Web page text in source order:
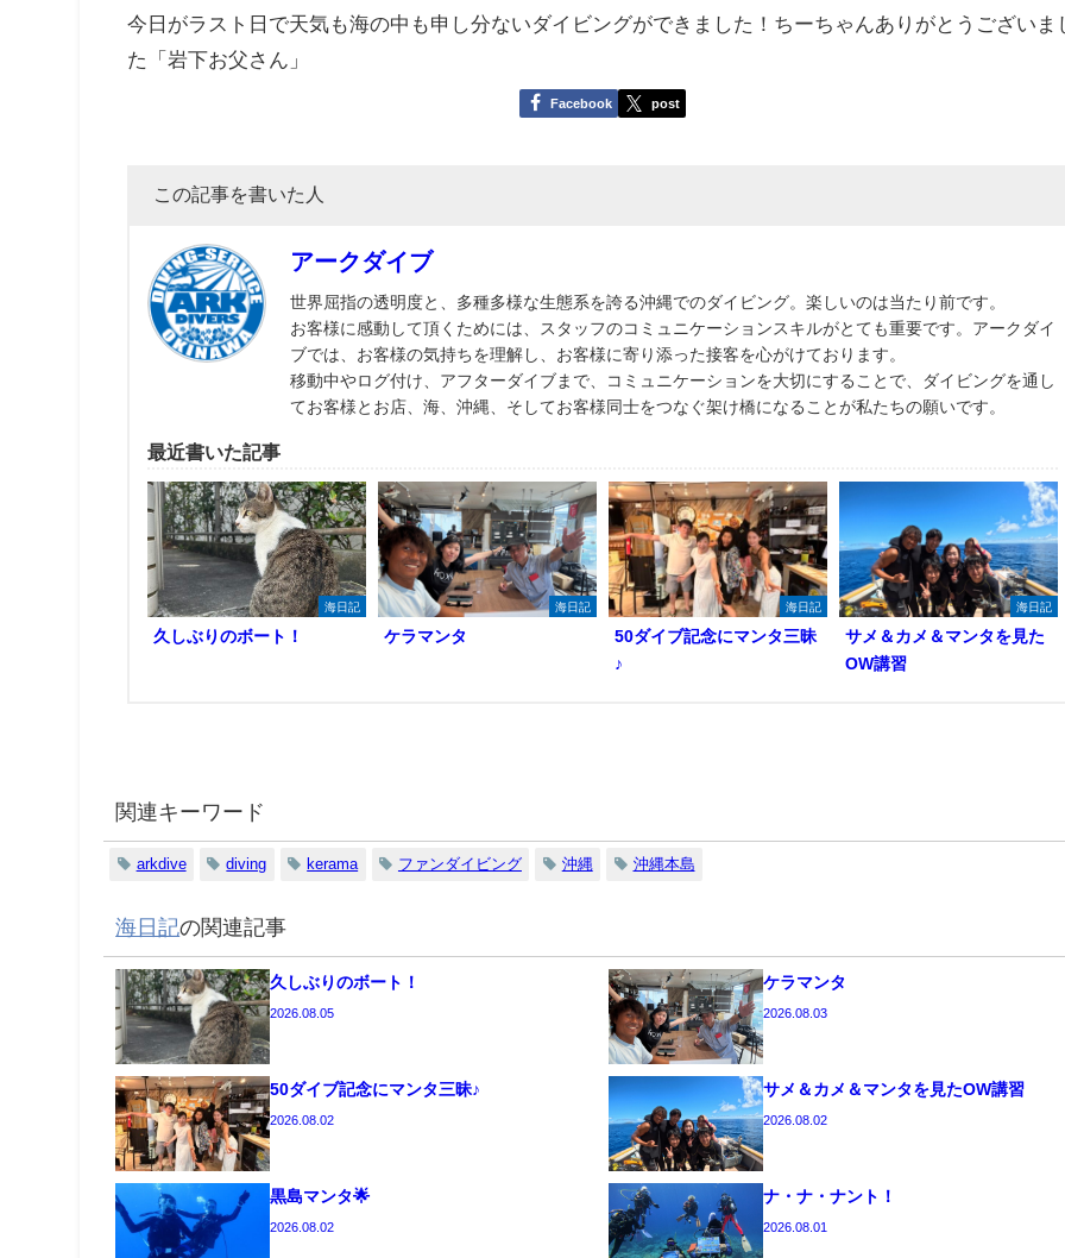
今日がラスト日で天気も海の中も申し分ないダイビングができました！ちーちゃんありがとうございま
た「岩下お父さん」
Facebook post
この記事を書いた人
アークダイブ
世界屈指の透明度と、多種多様な生態系を誇る沖縄でのダイビング。楽しいのは当たり前です。
お客様に感動して頂くためには、スタッフのコミュニケーションスキルがとても重要です。アークダイ
ブでは、お客様の気持ちを理解し、お客様に寄り添った接客を心がけております。
移動中やログ付け、アフターダイブまで、コミュニケーションを大切にすることで、ダイビングを通し
てお客様とお店、海、沖縄、そしてお客様同士をつなぐ架け橋になることが私たちの願いです。
最近書いた記事
海日記
久しぶりのボート！
海日記
ケラマンタ
海日記
50ダイブ記念にマンタ三昧
♪
海日記
サメ＆カメ＆マンタを見た
OW講習
関連キーワード
arkdive diving kerama ファンダイビング 沖縄 沖縄本島
海日記の関連記事
久しぶりのボート！
2026.08.05
ケラマンタ
2026.08.03
50ダイブ記念にマンタ三昧♪
2026.08.02
サメ＆カメ＆マンタを見たOW講習
2026.08.02
黒島マンタ🌟
2026.08.02
ナ・ナ・ナント！
2026.08.01